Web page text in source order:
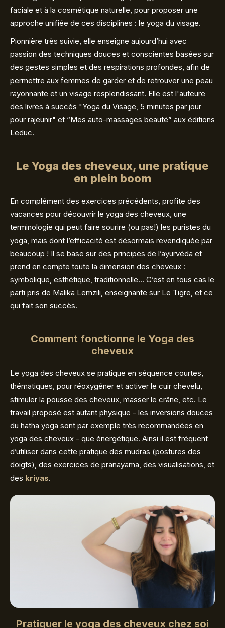
faciale et à la cosmétique naturelle, pour proposer une
approche unifiée de ces disciplines : le yoga du visage.
Pionnière très suivie, elle enseigne aujourd’hui avec
passion des techniques douces et conscientes basées sur
des gestes simples et des respirations profondes, afin de
permettre aux femmes de garder et de retrouver une peau
rayonnante et un visage resplendissant. Elle est l'auteure
des livres à succès "Yoga du Visage, 5 minutes par jour
pour rajeunir" et “Mes auto-massages beauté” aux éditions
Leduc.
Le Yoga des cheveux, une pratique
en plein boom
En complément des exercices précédents, profite des
vacances pour découvrir le yoga des cheveux, une
terminologie qui peut faire sourire (ou pas!) les puristes du
yoga, mais dont l’efficacité est désormais revendiquée par
beaucoup ! Il se base sur des principes de l’ayurvéda et
prend en compte toute la dimension des cheveux :
symbolique, esthétique, traditionnelle… C’est en tous cas le
parti pris de Malika Lemzili, enseignante sur Le Tigre, et ce
qui fait son succès.
Comment fonctionne le Yoga des
cheveux
Le yoga des cheveux se pratique en séquence courtes,
thématiques, pour réoxygéner et activer le cuir chevelu,
stimuler la pousse des cheveux, masser le crâne, etc. Le
travail proposé est autant physique - les inversions douces
du hatha yoga sont par exemple très recommandées en
yoga des cheveux - que énergétique. Ainsi il est fréquent
d’utiliser dans cette pratique des mudras (postures des
doigts), des exercices de pranayama, des visualisations, et
des kriyas.
Pratiquer le yoga des cheveux chez soi